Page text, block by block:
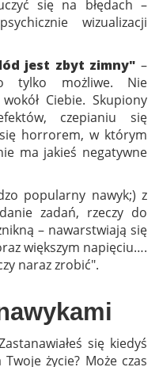
się na błędach –
wizualizacji
jest zbyt zimny" –
tylko możliwe. Nie
Ciebie. Skupiony
czepianiu się
się horrorem, w którym
ma jakieś negatywne
popularny nawyk;) z
zadań, rzeczy do
– nawarstwiają się
większym napięciu….
naraz zrobić".
się kiedyś
życie? Może czas